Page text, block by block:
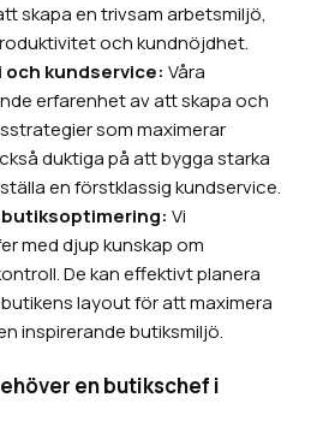
skapa en trivsam arbetsmiljö,
och kundnöjdhet.
kundservice: Våra
erfarenhet av att skapa och
som maximerar
duktiga på att bygga starka
en förstklassig kundservice.
Vi
med djup kunskap om
De kan effektivt planera
layout för att maximera
inspirerande butiksmiljö.
en butikschef i